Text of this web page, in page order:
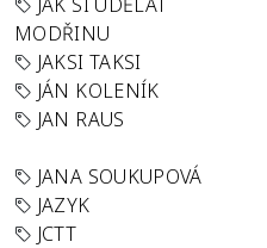
MODŘINU
JAKSI TAKSI
JÁN KOLENÍK
JAN RAUS
JANA SOUKUPOVÁ
JAZYK
JCTT